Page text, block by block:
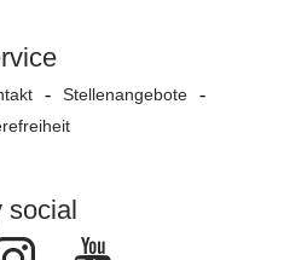
Stellenangebote
social
Instagram